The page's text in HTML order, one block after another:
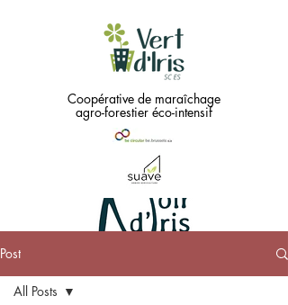
Coopérative de maraîchage
agro-forestier éco-intensif
Green
Post
All Posts